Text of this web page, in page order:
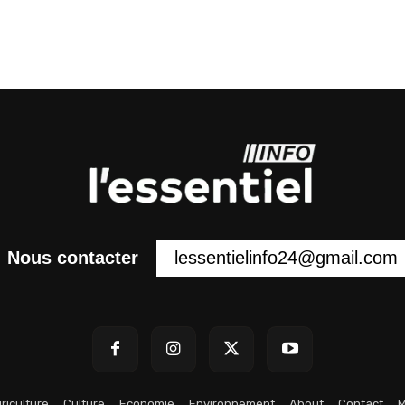
Nous contacter lessentielinfo24@gmail.com